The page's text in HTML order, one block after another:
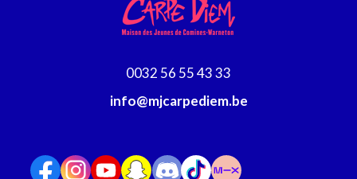
0032 56 55 43 33
info@mjcarpediem.be